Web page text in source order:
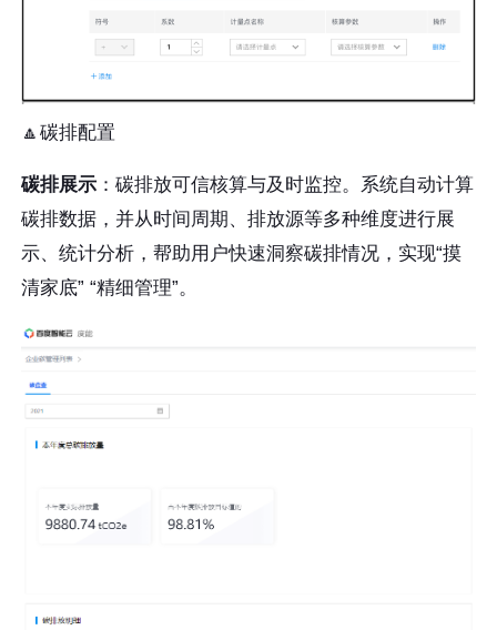
🔼碳排配置
碳排展示 ：碳排放可信核算与及时监控。系统自动计算
碳排数据，并从时间周期、排放源等多种维度进行展
示、统计分析，帮助用户快速洞察碳排情况，实现“摸
清家底” “精细管理”。